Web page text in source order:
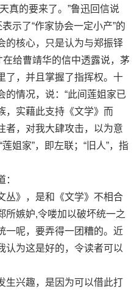
真的要来了。”鲁迅回信说
示了“作家协会一定小产”的
的核心，只是认为与郑振铎
给曹靖华的信中透露说，茅
了，并且掌握了指挥权。十
的情况，说：“此间莲姐家已
，实藉此支持《文学》而
者，对我大肆攻击，以为意
姐家”，即左联；“旧人”，指
》，是和《文学》不相合
所嫉妒,令喽加以破坏统一之
一呢，要弄得一团糟的。近
认为这是好的，令读者可以
兴趣，是因为可以借此打